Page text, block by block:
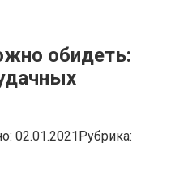
обидеть:
02.01.2021Рубрика: